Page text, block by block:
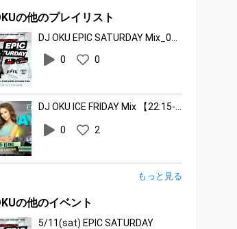
の他のプレイリスト
0
0
0 2
もっと見る
の他のイベント
5/11(sat) EPIC SATURDAY